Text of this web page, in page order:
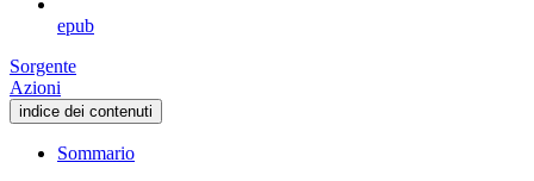
epub
Sorgente
Azioni
indice dei contenuti
Sommario